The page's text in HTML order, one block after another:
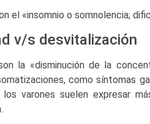
el «insomnio o somnolencia;
v/s desvitalización
la «disminución de la
como síntomas
los varones suelen expresar